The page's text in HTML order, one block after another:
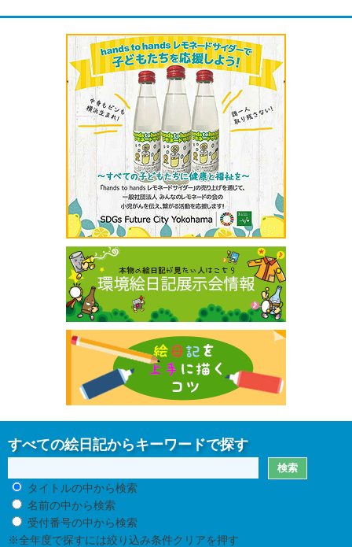
すべての絵日記からキーワードで探す
タイトルの中から検索
名前の中から検索
受付番号の中から検索
※全年度で探すには絞り込み条件クリアを押す